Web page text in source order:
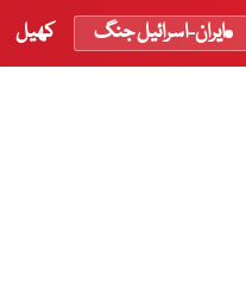
ایران-اسرائیل جنگ کھیل